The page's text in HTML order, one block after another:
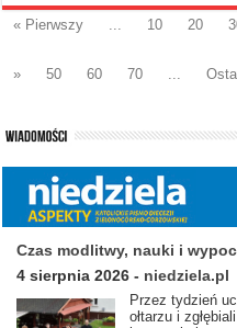
« Pierwszy 10 20
»
50 60 70
Czas modlitwy, nauki i
4 sierpnia 2026 - niedziela.pl
Przez tydzień
ołtarzu i